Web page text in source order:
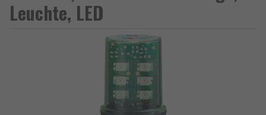
Leuchte, LED